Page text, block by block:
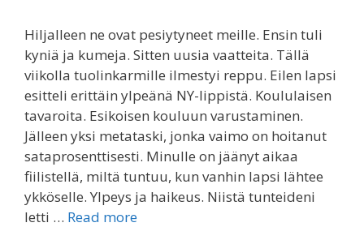
Hiljalleen ne ovat pesiytyneet meille. Ensin tuli
kyniä ja kumeja. Sitten uusia vaatteita. Tällä
viikolla tuolinkarmille ilmestyi reppu. Eilen lapsi
esitteli erittäin ylpeänä NY-lippistä. Koululaisen
tavaroita. Esikoisen kouluun varustaminen.
Jälleen yksi metataski, jonka vaimo on hoitanut
sataprosenttisesti. Minulle on jäänyt aikaa
fiilistellä, miltä tuntuu, kun vanhin lapsi lähtee
ykköselle. Ylpeys ja haikeus. Niistä tunteideni
letti … Read more